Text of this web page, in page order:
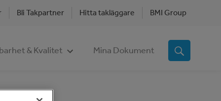
Bli Takpartner Hitta takläggare BMI Group
& Kvalitet Mina Dokument